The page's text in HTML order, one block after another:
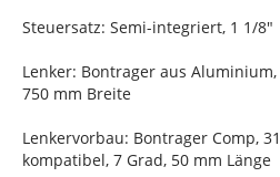
Steuersatz: Semi-integriert, 1 1/8"
Lenker: Bontrager aus Aluminium,
750 mm Breite
Lenkervorbau: Bontrager Comp,
kompatibel, 7 Grad, 50 mm Länge